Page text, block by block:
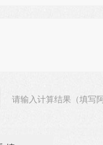
请输入计算结果（填写